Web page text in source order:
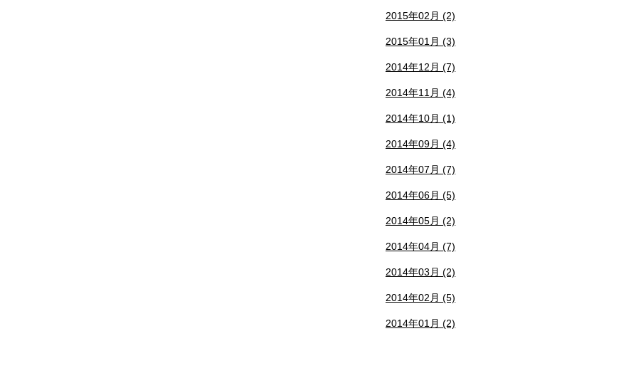
2015年02月 (2)
2015年01月 (3)
2014年12月 (7)
2014年11月 (4)
2014年10月 (1)
2014年09月 (4)
2014年07月 (7)
2014年06月 (5)
2014年05月 (2)
2014年04月 (7)
2014年03月 (2)
2014年02月 (5)
2014年01月 (2)